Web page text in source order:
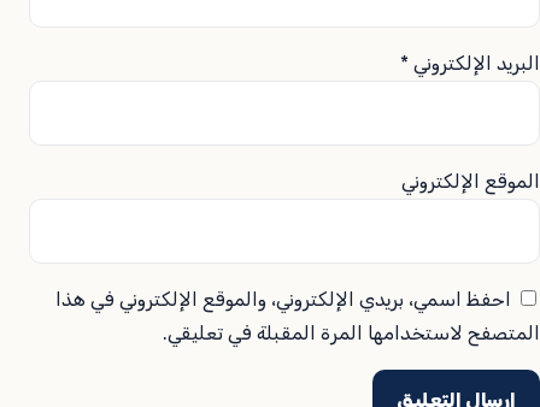
البريد الإلكتروني *
الموقع الإلكتروني
احفظ اسمي، بريدي الإلكتروني، والموقع الإلكتروني في هذا
المتصفح لاستخدامها المرة المقبلة في تعليقي.